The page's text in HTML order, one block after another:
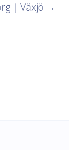
| Växjö →